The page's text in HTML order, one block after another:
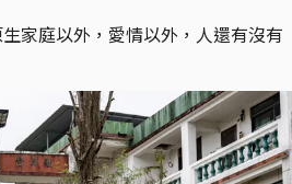
家庭以外，愛情以外，人還有沒有